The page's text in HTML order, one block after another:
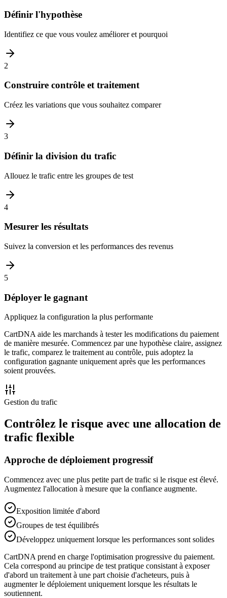
Définir l'hypothèse
Identifiez ce que vous voulez améliorer et pourquoi
2
Construire contrôle et traitement
Créez les variations que vous souhaitez comparer
3
Définir la division du trafic
Allouez le trafic entre les groupes de test
4
Mesurer les résultats
Suivez la conversion et les performances des revenus
5
Déployer le gagnant
Appliquez la configuration la plus performante
CartDNA aide les marchands à tester les modifications du paiement
de manière mesurée. Commencez par une hypothèse claire, assignez
le trafic, comparez le traitement au contrôle, puis adoptez la
configuration gagnante uniquement après que les performances
soient prouvées.
Gestion du trafic
Contrôlez le risque avec une allocation de
trafic flexible
Approche de déploiement progressif
Commencez avec une plus petite part de trafic si le risque est élevé.
Augmentez l'allocation à mesure que la confiance augmente.
Exposition limitée d'abord
Groupes de test équilibrés
Développez uniquement lorsque les performances sont solides
CartDNA prend en charge l'optimisation progressive du paiement.
Cela correspond au principe de test pratique consistant à exposer
d'abord un traitement à une part choisie d'acheteurs, puis à
augmenter le déploiement uniquement lorsque les résultats le
soutiennent.